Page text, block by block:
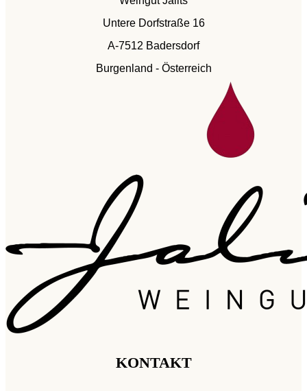
Untere Dorfstraße 16
A-7512 Badersdorf
Burgenland - Österreich
KONTAKT